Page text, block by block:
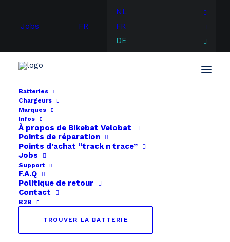
Jobs FR
NL
FR
DE
Batteries
Chargeurs
Marques
Infos
À propos de Bikebat Velobat
Points de réparation
Points d’achat “track n trace”
Jobs
Support
F.A.Q
Politique de retour
Contact
B2B
TROUVER LA BATTERIE
Start
Specialized
Specialized Turbo Levo Gen 1 (2016-2017-2018)